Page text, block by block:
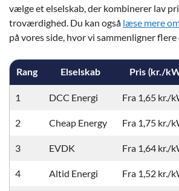
vælge et elselskab, der kombinerer lav
troværdighed. Du kan også læse mere
på vores side, hvor vi sammenligner
Rang Elselskab Pris (kr./
1 DCC Energi Fra 1,65 kr./
2 Cheap Energy Fra 1,75 kr./
3 EVDK Fra 1,64 kr./
4 Altid Energi Fra 1,52 kr./